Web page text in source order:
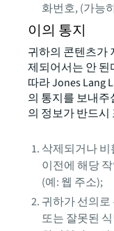
화번호, (가능
이의 통지
귀하의 콘텐츠가
제되어서는 안 된
따라 Jones Lang
의 통지를 보내
의 정보가 반드
삭제되거나
이전에 해당
(예: 웹 주소);
귀하가 선의
또는 잘못된